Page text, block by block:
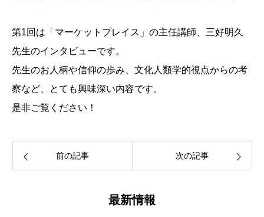
第1回は「マーケットプレイス」の主任講師、三好明久
先生のインタビューです。
先生のお人柄や信仰の歩み、文化人類学的視点からの考
察など、とても興味深い内容です。
是非ご覧ください！
前の記事 次の記事
最新情報